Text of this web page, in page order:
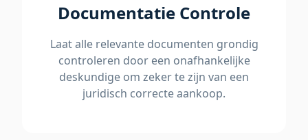
Documentatie Controle
Laat alle relevante documenten grondig
controleren door een onafhankelijke
deskundige om zeker te zijn van een
juridisch correcte aankoop.